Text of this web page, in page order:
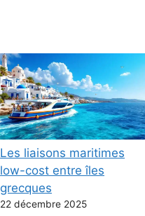
Les liaisons maritimes
low-cost entre îles
grecques
22 décembre 2025